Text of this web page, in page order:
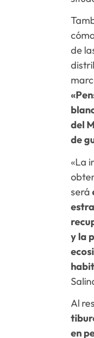
de
del
de
«La
será
y la
Al
en